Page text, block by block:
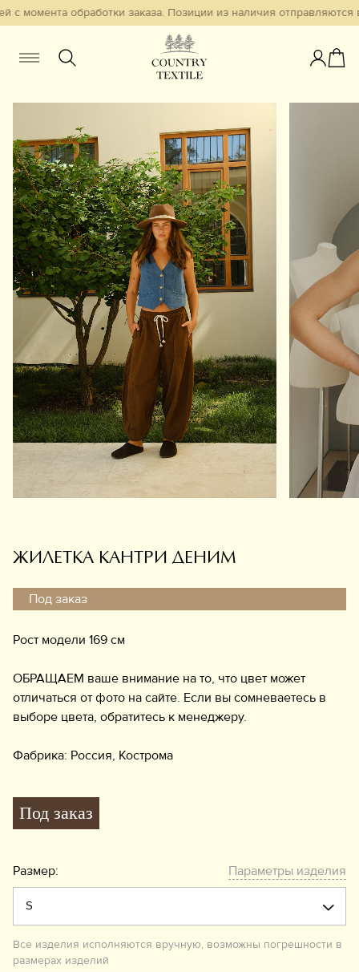
обработки заказа. Позиции из наличия отправляются
Смотреть всё
Новинки
В наличии
Бестселлеры
Одежда
Обувь
Аксессуары
Украшения
Информация
ЖИЛЕТКА КАНТРИ ДЕНИМ
Под заказ
Рост модели 169 см
ОБРАЩАЕМ ваше внимание на то, что цвет может
отличаться от фото на сайте. Если вы сомневаетесь в
выборе цвета, обратитесь к менеджеру.
Фабрика: Россия, Кострома
Под заказ
Размер: Параметры изделия
Все изделия исполняются вручную, возможны погрешности в
размерах изделий